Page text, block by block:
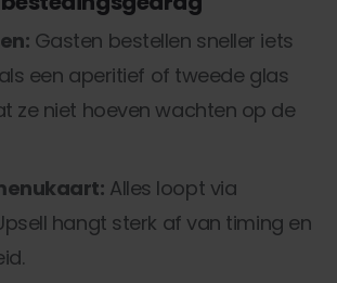
Gasten bestellen sneller iets
een aperitief of tweede glas
ze niet hoeven wachten op de
Alles loopt via
hangt sterk af van timing en